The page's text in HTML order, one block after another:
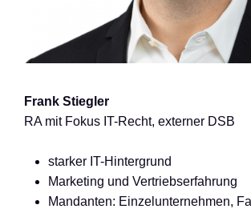
Frank Stiegler
RA mit Fokus IT-Recht, externer DSB
starker IT-Hintergrund
Marketing und Vertriebserfahrung
Mandanten: Einzelunternehmen,